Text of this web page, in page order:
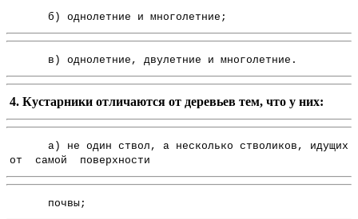
б) однолетние и многолетние;
в) однолетние, двулетние и многолетние.
4. Кустарники отличаются от деревьев тем, что у них:
а) не один ствол, а несколько стволиков, идущих
от самой поверхности
почвы;